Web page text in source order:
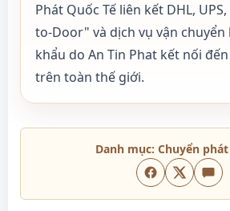
Phát Quốc Tế liên kết DHL,
to-Door" và dịch vụ vận
khẩu do An Tin Phat kết nối
trên toàn thế giới.
Danh mục: Chuyển phát